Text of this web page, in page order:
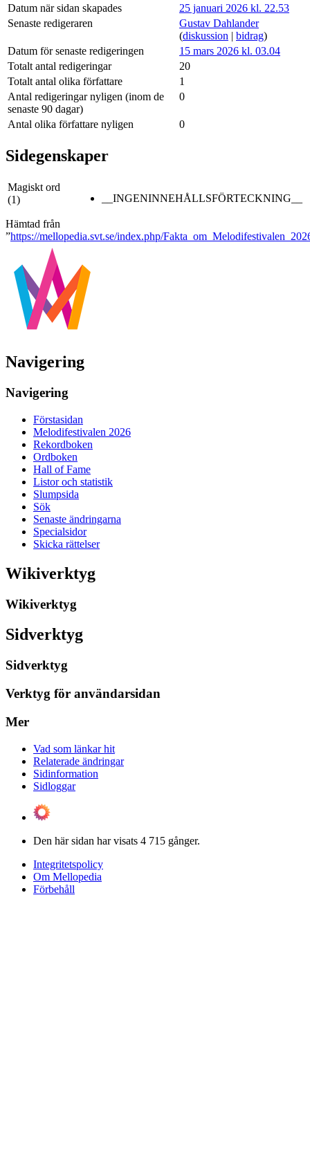
Datum när sidan skapades
25 januari 2026 kl. 22.53
Senaste redigeraren
Gustav Dahlander
(diskussion | bidrag)
Datum för senaste redigeringen
15 mars 2026 kl. 03.04
Totalt antal redigeringar
20
Totalt antal olika författare
1
Antal redigeringar nyligen (inom de
senaste 90 dagar)
0
Antal olika författare nyligen 0
Sidegenskaper
Magiskt ord
(1)
__INGENINNEHÅLLSFÖRTECKNING__
Hämtad från
”https://mellopedia.svt.se/index.php/
Navigering
Navigering
Förstasidan
Melodifestivalen 2026
Rekordboken
Ordboken
Hall of Fame
Listor och statistik
Slumpsida
Sök
Senaste ändringarna
Specialsidor
Skicka rättelser
Wikiverktyg
Wikiverktyg
Sidverktyg
Sidverktyg
Verktyg för användarsidan
Mer
Vad som länkar hit
Relaterade ändringar
Sidinformation
Sidloggar
Den här sidan har visats 4 715 gånger.
Integritetspolicy
Om Mellopedia
Förbehåll